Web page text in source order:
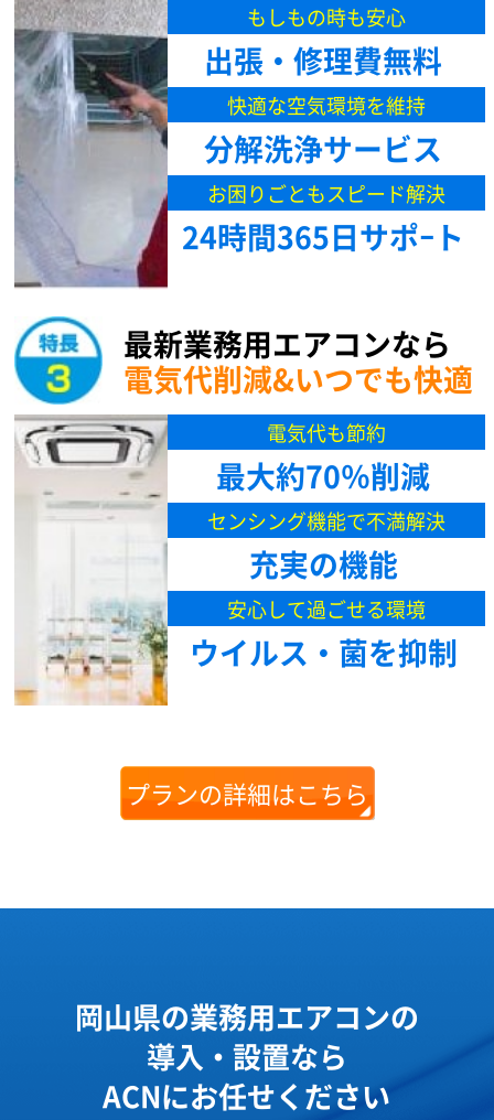
もしもの時も安心
出張・修理費無料
快適な空気環境を維持
分解洗浄サービス
お困りごともスピード解決
24時間365日サポｰト
最新業務用エアコンなら
電気代削減&いつでも快適
電気代も節約
最大約70％削減
センシング機能で不満解決
充実の機能
安心して過ごせる環境
ウイルス・菌を抑制
プランの詳細はこちら
岡山県の業務用エアコンの
導入・設置なら
ACNにお任せください